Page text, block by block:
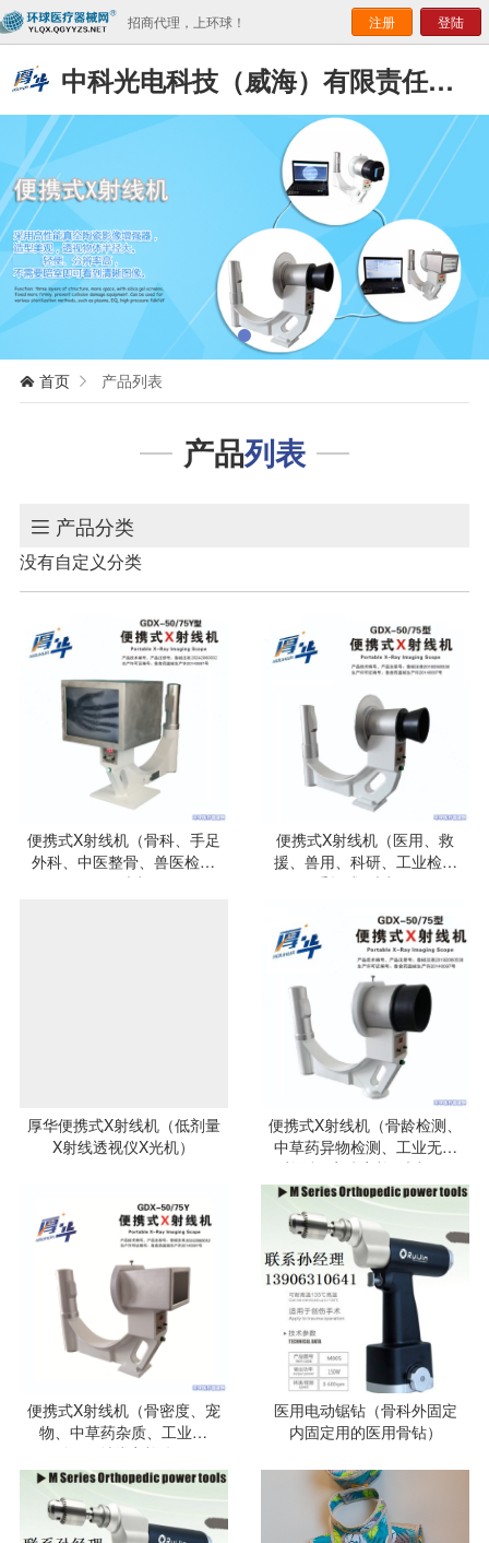
招商代理，上环球！ 注册 登陆
中科光电科技（威海）有限责任公司
 首页  产品列表
产品列表
 产品分类
没有自定义分类
便携式X射线机（骨科、手足
外科、中医整骨、兽医检查
医用X光机）
便携式X射线机（医用、救
援、兽用、科研、工业检测
手提式X光机）
厚华便携式X射线机（低剂量
X射线透视仪X光机）
便携式X射线机（骨龄检测、
中草药异物检测、工业无损
检测、安防安检X光机）
便携式X射线机（骨密度、宠
物、中草药杂质、工业探
伤、X射线安检仪）
医用电动锯钻（骨科外固定
内固定用的医用骨钻）